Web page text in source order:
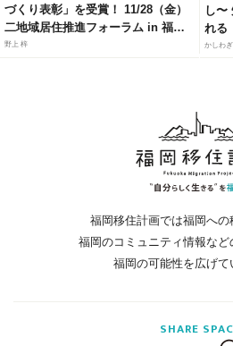
づくり表彰」を受賞！ 11/28（金）
二地域居住推進フォーラム in 福岡
にて、官民連携モデルによる「居・
野上 梓
し〜
れる
って
かしわ
福岡移住計画では福岡への
福岡のコミュニティ情報など
福岡の可能性を広げて
SHARE